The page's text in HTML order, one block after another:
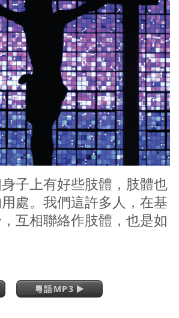
子上有好些肢體，肢體也
處。我們這許多人，在基
互相聯絡作肢體，也是如
粵語MP3